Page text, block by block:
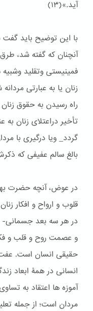
آيد.»(١٣)
با این توضیح باید
آنچنان که گفته شد،
زنان یا به عبارتی
راه رسیدن به حقوق
تأخیر دراعتلای زنان
گردد_ ویا درگیری با
بالغ سالم عفیفی که
در عوض، آنچه حضرت
قلوب و ارواح و افکار
در هر سه بعد
و عصمت روح و قلب و
حقیقی انسان است. عفت
انسانی در همۀ ابعاد
آموزه ها اعتقاد به
مردان است؛ از جمله